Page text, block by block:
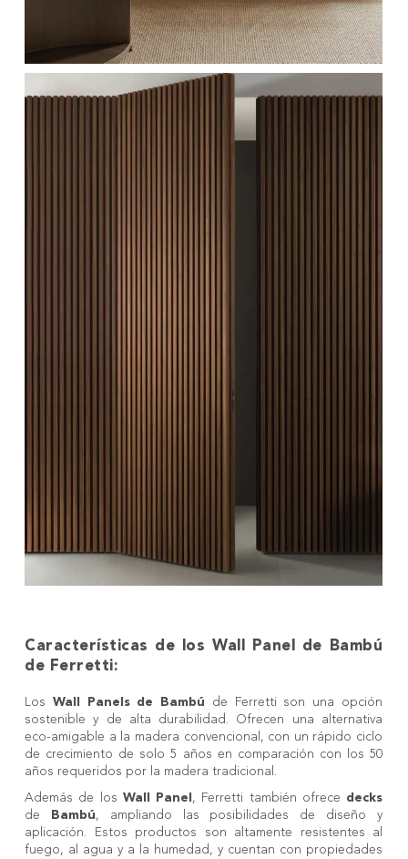
Características de los Wall Panel de Bambú
de Ferretti:
Los Wall Panels de Bambú de Ferretti son una opción
sostenible y de alta durabilidad. Ofrecen una alternativa
eco-amigable a la madera convencional, con un rápido ciclo
de crecimiento de solo 5 años en comparación con los 50
años requeridos por la madera tradicional.
Además de los Wall Panel , Ferretti también ofrece decks
de
Bambú, ampliando las posibilidades de diseño y
aplicación. Estos productos son altamente resistentes al
fuego, al agua y a la humedad, y cuentan con propiedades